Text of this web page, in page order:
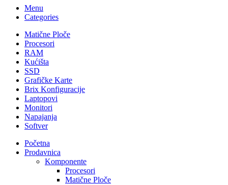
Menu
Categories
Matične Ploče
Procesori
RAM
Kućišta
SSD
Grafičke Karte
Brix Konfiguracije
Laptopovi
Monitori
Napajanja
Softver
Početna
Prodavnica
Komponente
Procesori
Matične Ploče